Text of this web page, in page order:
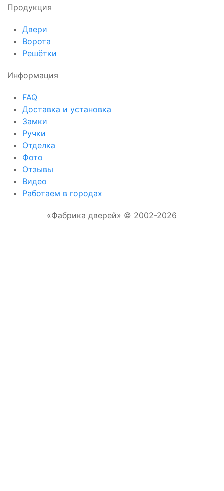
Продукция
Двери
Ворота
Решётки
Информация
FAQ
Доставка и установка
Замки
Ручки
Отделка
Фото
Отзывы
Видео
Работаем в городах
«Фабрика дверей» © 2002-2026